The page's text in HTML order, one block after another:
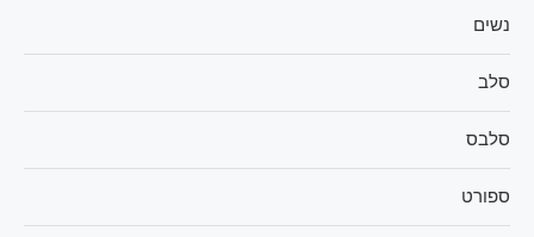
נשים
סלב
סלבס
ספורט